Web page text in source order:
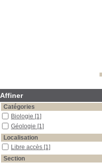
Affiner
Catégories
Biologie [1]
Géologie [1]
Localisation
Libre accès [1]
Section